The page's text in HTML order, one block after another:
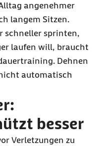
angenehmer
langem Sitzen.
schneller sprinten,
laufen will, braucht
Dehnen
automatisch
besser
Verletzungen zu